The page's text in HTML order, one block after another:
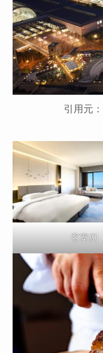
引用元：
客室例